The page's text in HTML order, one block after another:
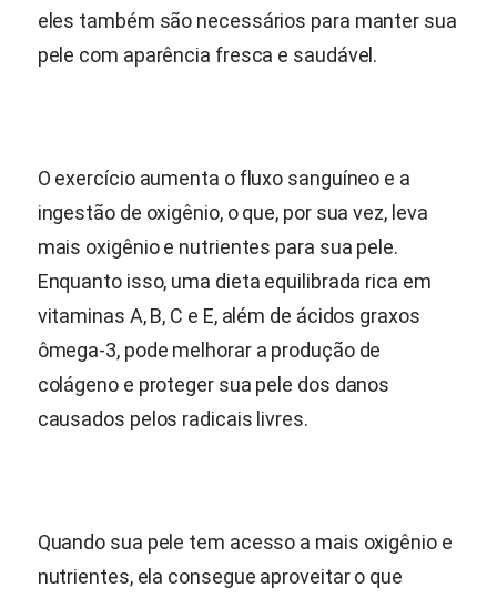
eles também são necessários para manter sua
pele com aparência fresca e saudável.
O exercício aumenta o fluxo sanguíneo e a
ingestão de oxigênio, o que, por sua vez, leva
mais oxigênio e nutrientes para sua pele.
Enquanto isso, uma dieta equilibrada rica em
vitaminas A, B, C e E, além de ácidos graxos
ômega-3, pode melhorar a produção de
colágeno e proteger sua pele dos danos
causados pelos radicais livres.
Quando sua pele tem acesso a mais oxigênio e
nutrientes, ela consegue aproveitar o que